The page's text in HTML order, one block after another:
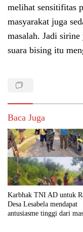
melihat sensitifitas
masyarakat juga
masalah. Jadi
suara bising itu
Baca Juga
Karbhak TNI AD untuk
Desa Lesabela mendapat
antusiasme tinggi dari